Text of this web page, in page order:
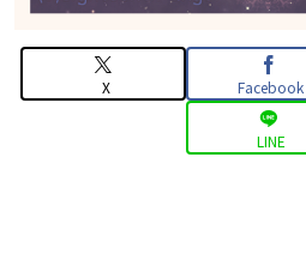
X Facebook
LINE